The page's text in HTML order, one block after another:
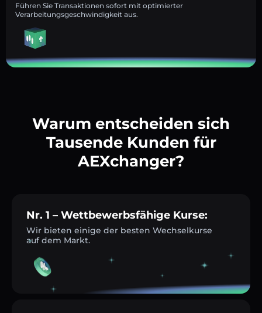
Führen Sie Transaktionen sofort mit optimierter
Verarbeitungsgeschwindigkeit aus.
Warum entscheiden sich
Tausende Kunden für
AEXchanger?
Nr. 1 – Wettbewerbsfähige Kurse:
Wir bieten einige der besten Wechselkurse
auf dem Markt.